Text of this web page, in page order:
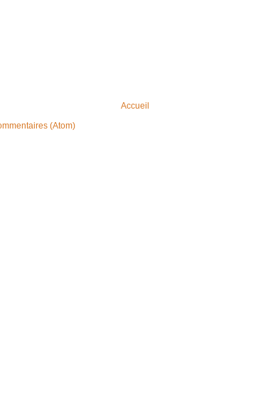
Accueil
(Atom)